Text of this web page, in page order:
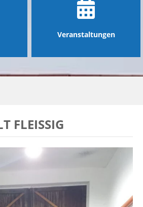
Veranstaltungen
FLEISSIG